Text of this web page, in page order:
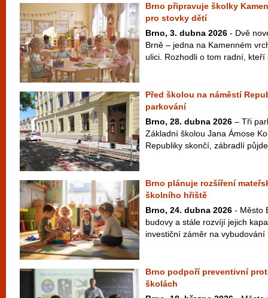
Brno připravuje školky
pro stovky dětí
Brno, 3. dubna 2026 - Dvě
Brně – jedna na Kamenném
ulici. Rozhodli o tom radní, kteří
Před školou na náměstí
parkování
Brno, 28. dubna 2026 – Tři
Základní školou Jana Ámose
Republiky skončí, zábradlí
Brno plánuje rozšíření
školního hřiště
Brno, 24. dubna 2026 - Město
budovy a stále rozvíjí jejich
investiční záměr na
Brno podpoří preventivní
školách